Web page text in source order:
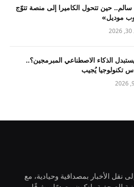
سالم.. حين تتحول الكاميرا إلى منصة تتوّج
موديل»
الذكاء الاصطناعي المبرمجين؟..
تكنولوجيا يُجيب
الأخبار بمصداقية وحيادية، مع